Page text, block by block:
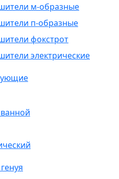
м-образные
п-образные
фокстрот
электрические